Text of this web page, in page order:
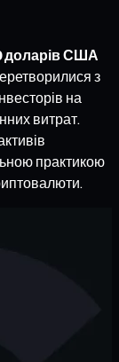
доларів США
з
на
витрат.
практикою